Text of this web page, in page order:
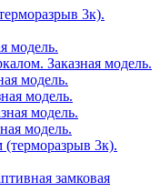
3к).
модель.
Заказная модель.
модель.
модель.
модель.
модель.
(терморазрыв 3к).
замковая